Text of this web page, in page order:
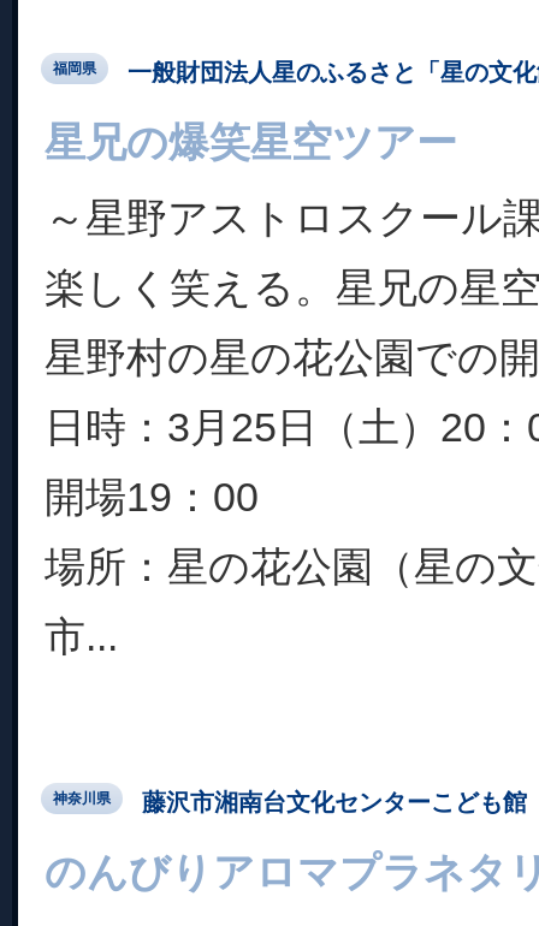
福岡県 一般財団法人星のふるさと「星の文
星兄の爆笑星空ツアー
～星野アストロスクール
楽しく笑える。星兄の星
星野村の星の花公園での
日時：3月25日（土）20
開場19：00
場所：星の花公園（星の
市...
神奈川県 藤沢市湘南台文化センターこども館
のんびりアロマプラネタ